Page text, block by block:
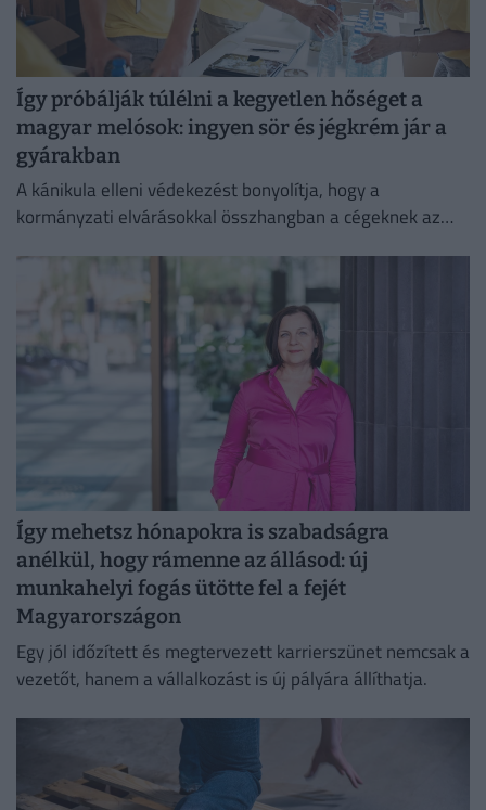
Így próbálják túlélni a kegyetlen hőséget a
magyar melósok: ingyen sör és jégkrém jár a
gyárakban
A kánikula elleni védekezést bonyolítja, hogy a
kormányzati elvárásokkal összhangban a cégeknek az
Így mehetsz hónapokra is szabadságra
anélkül, hogy rámenne az állásod: új
munkahelyi fogás ütötte fel a fejét
Magyarországon
Egy jól időzített és megtervezett karrierszünet nemcsak a
vezetőt, hanem a vállalkozást is új pályára állíthatja.